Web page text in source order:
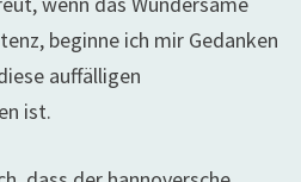
beginne ich mir Gedanken
auffälligen
ist.